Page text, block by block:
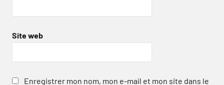
Site web
Enregistrer mon nom, mon e-mail et mon site dans le